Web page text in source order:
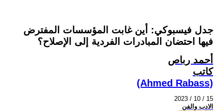
جدل فيسبوكي: أين غابت المؤسسات المفترض
فيها احتضان المبادرات الفردية إلى الإصلاح؟
أحمد رباص
كاتب
(Ahmed Rabass)
2023 / 10 / 15
الادب والفن